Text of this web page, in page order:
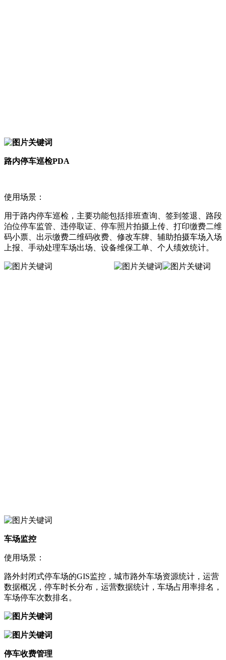
路内停车巡检PDA
使用场景：
用于路内停车巡检，主要功能包括排班查询、签到签退、路段
泊位停车监管、违停取证、停车照片拍摄上传、打印缴费二维
码小票、出示缴费二维码收费、修改车牌、辅助拍摄车场入场
上报、手动处理车场出场、设备维保工单、个人绩效统计。
车场监控
使用场景：
路外封闭式停车场的GIS监控，城市路外车场资源统计，运营
数据概况，停车时长分布，运营数据统计，车场占用率排名，
车场停车次数排名。
停车收费管理